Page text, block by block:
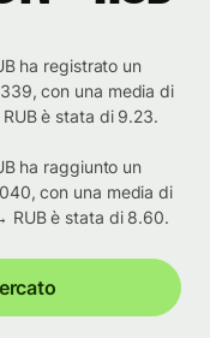
ha registrato un
con una media di
è stata di 9.23.
ha raggiunto un
con una media di
RUB è stata di 8.60.